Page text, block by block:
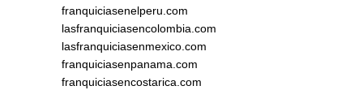
franquiciasenelperu.com
lasfranquiciasencolombia.com
lasfranquiciasenmexico.com
franquiciasenpanama.com
franquiciasencostarica.com